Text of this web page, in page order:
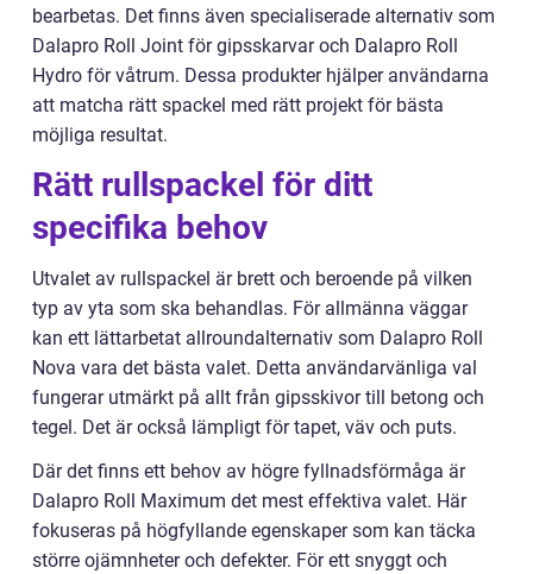
bearbetas. Det finns även specialiserade alternativ som
Dalapro Roll Joint för gipsskarvar och Dalapro Roll
Hydro för våtrum. Dessa produkter hjälper användarna
att matcha rätt spackel med rätt projekt för bästa
möjliga resultat.
Rätt rullspackel för ditt
specifika behov
Utvalet av rullspackel är brett och beroende på vilken
typ av yta som ska behandlas. För allmänna väggar
kan ett lättarbetat allroundalternativ som Dalapro Roll
Nova vara det bästa valet. Detta användarvänliga val
fungerar utmärkt på allt från gipsskivor till betong och
tegel. Det är också lämpligt för tapet, väv och puts.
Där det finns ett behov av högre fyllnadsförmåga är
Dalapro Roll Maximum det mest effektiva valet. Här
fokuseras på högfyllande egenskaper som kan täcka
större ojämnheter och defekter. För ett snyggt och